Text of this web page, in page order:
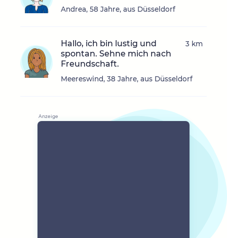
Andrea, 58 Jahre, aus Düsseldorf
Hallo, ich bin lustig und
spontan. Sehne mich nach
Freundschaft.
Meereswind, 38 Jahre, aus Düsseldorf
3 km